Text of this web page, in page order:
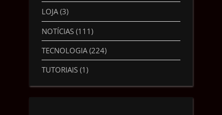
LOJA(3)
NOTÍCIAS (111)
TECNOLOGIA (224)
TUTORIAIS (1)